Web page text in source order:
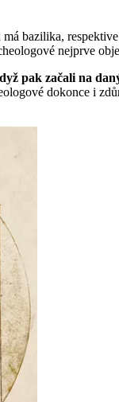
bazilika,
nejprve
pak začali na
dokonce i